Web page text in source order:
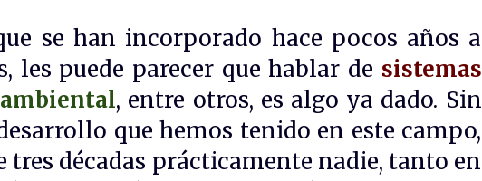
se han incorporado hace pocos años a
les puede parecer que hablar de sistemas
ambiental, entre otros, es algo ya dado. Sin
que hemos tenido en este campo,
tres décadas prácticamente nadie, tanto en